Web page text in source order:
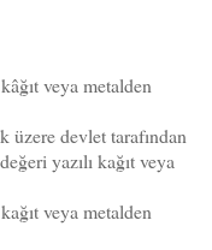
veya metalden
üzere devlet tarafından
yazılı kağıt veya
veya metalden